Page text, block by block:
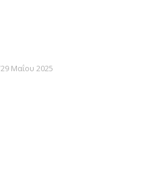
29 Μαΐου 2025